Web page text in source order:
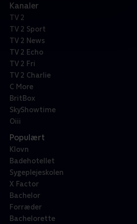
Kanaler
TV 2
TV 2 Sport
TV 2 News
TV 2 Echo
TV 2 Fri
TV 2 Charlie
C More
BritBox
SkyShowtime
Oiii
Populært
Klovn
Badehotellet
Sygeplejeskolen
X Factor
Bachelor
Forræder
Bachelorette